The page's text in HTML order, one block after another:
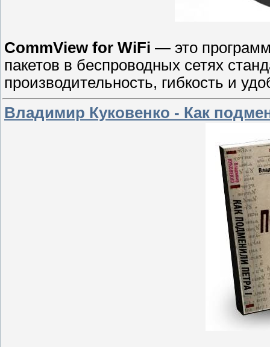
CommView for WiFi — это
пакетов в беспроводных сетях
производительность, гибкость и
Владимир Куковенко - Как